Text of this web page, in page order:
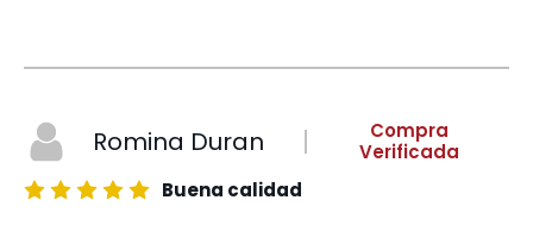
Romina Duran
Compra
Verificada
Buena calidad